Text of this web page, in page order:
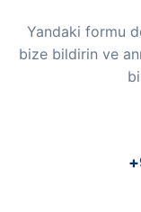
Yandaki formu
bize bildirin ve